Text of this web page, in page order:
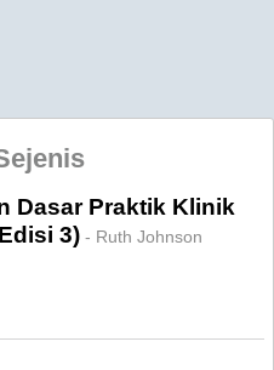
Dasar Praktik Klinik
3) - Ruth Johnson